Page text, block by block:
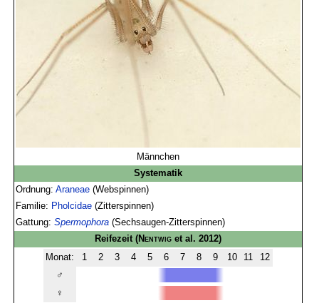
Männchen
Systematik
Ordnung:Araneae (Webspinnen)
Familie: Pholcidae (Zitterspinnen)
Gattung:Spermophora (Sechsaugen-Zitterspinnen)
Reifezeit(Nentwig et al. 2012)
Monat:
1 2 3 4 5 6 7 8 9 10 11
12
♂
♀